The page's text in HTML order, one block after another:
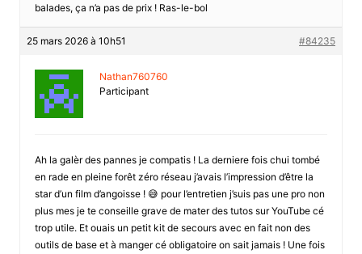
balades, ça n’a pas de prix ! Ras-le-bol
25 mars 2026 à 10h51 #84235
Nathan760760
Participant
Ah la galèr des pannes je compatis ! La derniere fois chui tombé
en rade en pleine forêt zéro réseau j’avais l’impression d’être la
star d’un film d’angoisse ! 😅 pour l’entretien j’suis pas une pro non
plus mes je te conseille grave de mater des tutos sur YouTube cé
trop utile. Et ouais un petit kit de secours avec en fait non des
outils de base et à manger cé obligatoire on sait jamais ! Une fois